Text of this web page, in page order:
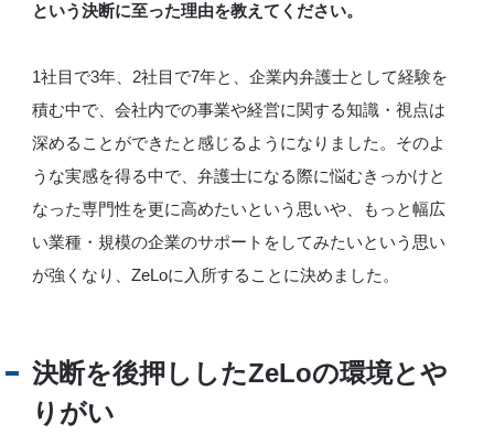
という決断に至った理由を教えてください。
1社目で3年、2社目で7年と、企業内弁護士として経験を
積む中で、会社内での事業や経営に関する知識・視点は
深めることができたと感じるようになりました。そのよ
うな実感を得る中で、弁護士になる際に悩むきっかけと
なった専門性を更に高めたいという思いや、もっと幅広
い業種・規模の企業のサポートをしてみたいという思い
が強くなり、ZeLoに入所することに決めました。
決断を後押ししたZeLoの環境とや
りがい